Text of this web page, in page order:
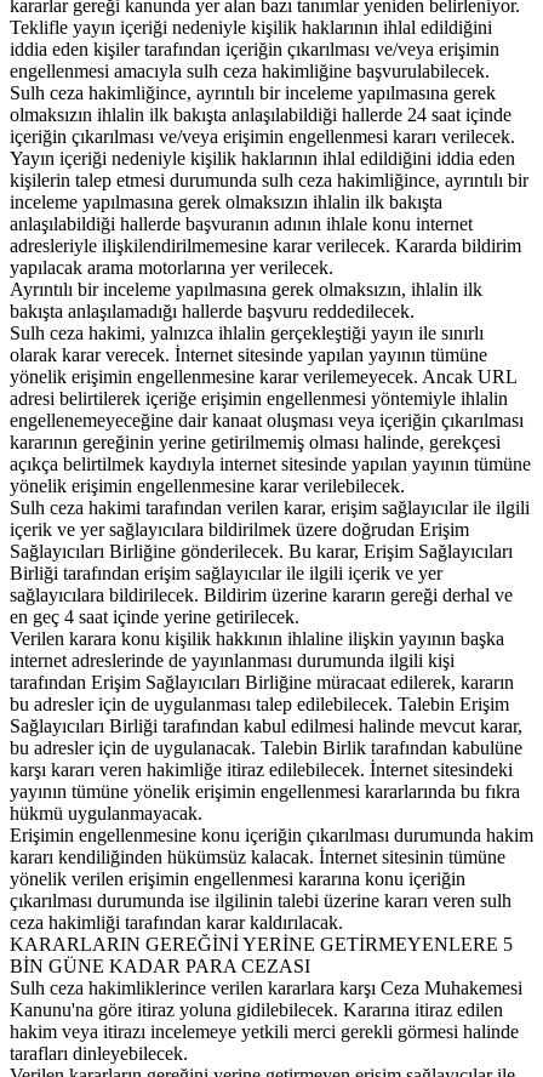
kararlar gereği kanunda yer alan bazı tanımlar yeniden belirleniyor.
Teklifle yayın içeriği nedeniyle kişilik haklarının ihlal edildiğini
iddia eden kişiler tarafından içeriğin çıkarılması ve/veya erişimin
engellenmesi amacıyla sulh ceza hakimliğine başvurulabilecek.
Sulh ceza hakimliğince, ayrıntılı bir inceleme yapılmasına gerek
olmaksızın ihlalin ilk bakışta anlaşılabildiği hallerde 24 saat içinde
içeriğin çıkarılması ve/veya erişimin engellenmesi kararı verilecek.
Yayın içeriği nedeniyle kişilik haklarının ihlal edildiğini iddia eden
kişilerin talep etmesi durumunda sulh ceza hakimliğince, ayrıntılı bir
inceleme yapılmasına gerek olmaksızın ihlalin ilk bakışta
anlaşılabildiği hallerde başvuranın adının ihlale konu internet
adresleriyle ilişkilendirilmemesine karar verilecek. Kararda bildirim
yapılacak arama motorlarına yer verilecek.
Ayrıntılı bir inceleme yapılmasına gerek olmaksızın, ihlalin ilk
bakışta anlaşılamadığı hallerde başvuru reddedilecek.
Sulh ceza hakimi, yalnızca ihlalin gerçekleştiği yayın ile sınırlı
olarak karar verecek. İnternet sitesinde yapılan yayının tümüne
yönelik erişimin engellenmesine karar verilemeyecek. Ancak URL
adresi belirtilerek içeriğe erişimin engellenmesi yöntemiyle ihlalin
engellenemeyeceğine dair kanaat oluşması veya içeriğin çıkarılması
kararının gereğinin yerine getirilmemiş olması halinde, gerekçesi
açıkça belirtilmek kaydıyla internet sitesinde yapılan yayının tümüne
yönelik erişimin engellenmesine karar verilebilecek.
Sulh ceza hakimi tarafından verilen karar, erişim sağlayıcılar ile ilgili
içerik ve yer sağlayıcılara bildirilmek üzere doğrudan Erişim
Sağlayıcıları Birliğine gönderilecek. Bu karar, Erişim Sağlayıcıları
Birliği tarafından erişim sağlayıcılar ile ilgili içerik ve yer
sağlayıcılara bildirilecek. Bildirim üzerine kararın gereği derhal ve
en geç 4 saat içinde yerine getirilecek.
Verilen karara konu kişilik hakkının ihlaline ilişkin yayının başka
internet adreslerinde de yayınlanması durumunda ilgili kişi
tarafından Erişim Sağlayıcıları Birliğine müracaat edilerek, kararın
bu adresler için de uygulanması talep edilebilecek. Talebin Erişim
Sağlayıcıları Birliği tarafından kabul edilmesi halinde mevcut karar,
bu adresler için de uygulanacak. Talebin Birlik tarafından kabulüne
karşı kararı veren hakimliğe itiraz edilebilecek. İnternet sitesindeki
yayının tümüne yönelik erişimin engellenmesi kararlarında bu fıkra
hükmü uygulanmayacak.
Erişimin engellenmesine konu içeriğin çıkarılması durumunda hakim
kararı kendiliğinden hükümsüz kalacak. İnternet sitesinin tümüne
yönelik verilen erişimin engellenmesi kararına konu içeriğin
çıkarılması durumunda ise ilgilinin talebi üzerine kararı veren sulh
ceza hakimliği tarafından karar kaldırılacak.
KARARLARIN GEREĞİNİ YERİNE GETİRMEYENLERE 5
BİN GÜNE KADAR PARA CEZASI
Sulh ceza hakimliklerince verilen kararlara karşı Ceza Muhakemesi
Kanunu'na göre itiraz yoluna gidilebilecek. Kararına itiraz edilen
hakim veya itirazı incelemeye yetkili merci gerekli görmesi halinde
tarafları dinleyebilecek.